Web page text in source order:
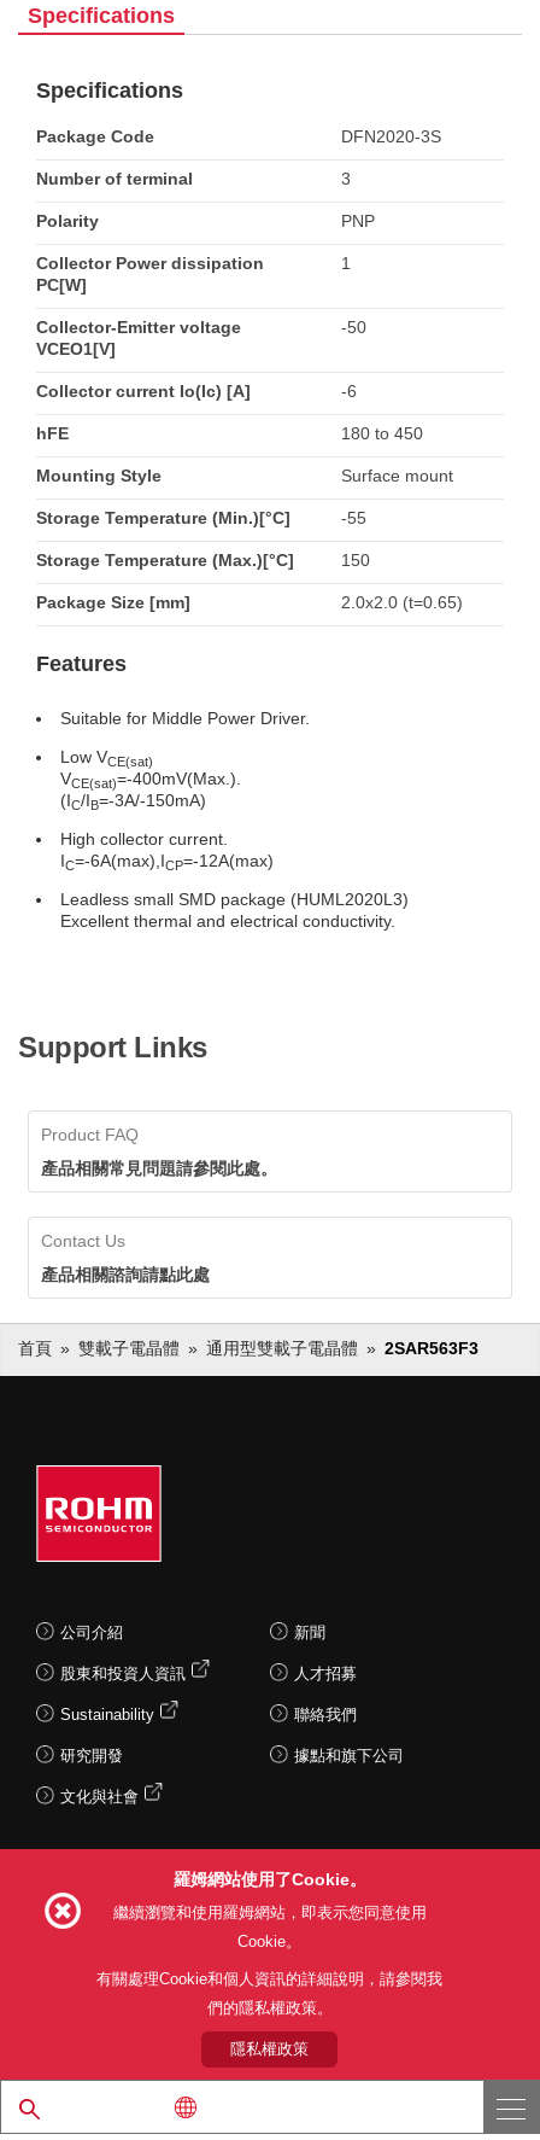
Specifications
Specifications
Package Code DFN2020-3S
Number of terminal 3
Polarity PNP
Collector Power dissipation
PC[W]
1
Collector-Emitter voltage
VCEO1[V]
-50
Collector current Io(Ic) [A] -6
hFE 180 to 450
Mounting Style Surface mount
Storage Temperature (Min.)[°C] -55
Storage Temperature (Max.)[°C] 150
Package Size [mm] 2.0x2.0 (t=0.65)
Features
Suitable for Middle Power Driver.
Low VCE(sat)
VCE(sat)=-400mV(Max.).
(IC/IB=-3A/-150mA)
High collector current.
IC=-6A(max),ICP=-12A(max)
Leadless small SMD package (HUML2020L3)
Excellent thermal and electrical conductivity.
Support Links
Product FAQ
產品相關常見問題請參閱此處。
Contact Us
產品相關諮詢請點此處
首頁 雙載子電晶體 通用型雙載子電晶體 2SAR563F3
公司介紹
股東和投資人資訊
Sustainability
研究開發
文化與社會
新聞
人才招募
聯絡我們
據點和旗下公司
利用目的 隱私權政策
關於本公司產品銷售之標準條款(PDF)
© 1997 - 2026 ROHM CO., LTD. ALL RIGHTS RESERVED.
羅姆網站使用了Cookie。
繼續瀏覽和使用羅姆網站，即表示您同意使用
Cookie。
有關處理Cookie和個人資訊的詳細說明，請參閱我
們的隱私權政策。
隱私權政策